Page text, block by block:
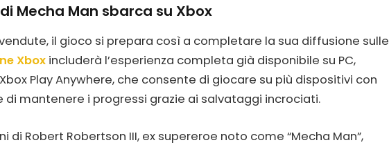
Mecha Man sbarca su Xbox
il gioco si prepara così a completare la sua diffusione sulle
Xbox includerà l’esperienza completa già disponibile su PC,
Play Anywhere, che consente di giocare su più dispositivi con
mantenere i progressi grazie ai salvataggi incrociati.
di Robert Robertson III, ex supereroe noto come “Mecha Man”,